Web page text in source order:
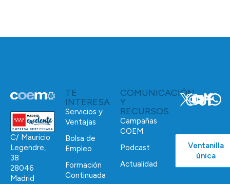
C/ Mauricio
Legendre,
38
28046
Madrid
TE
INTERESA
Servicios y
Ventajas
Bolsa de
Empleo
Formación
Continuada
COMUNICACIÓN
Y
RECURSOS
Campañas
COEM
Podcast
Actualidad
Ventanilla
única